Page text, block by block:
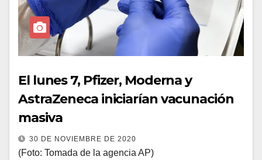
El lunes 7, Pfizer, Moderna y
AstraZeneca iniciarían vacunación
masiva
30 DE NOVIEMBRE DE 2020
(Foto: Tomada de la agencia AP)